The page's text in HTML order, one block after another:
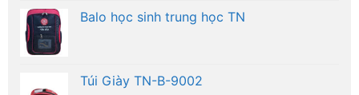
Balo học sinh trung học TN
Túi Giày TN-B-9002